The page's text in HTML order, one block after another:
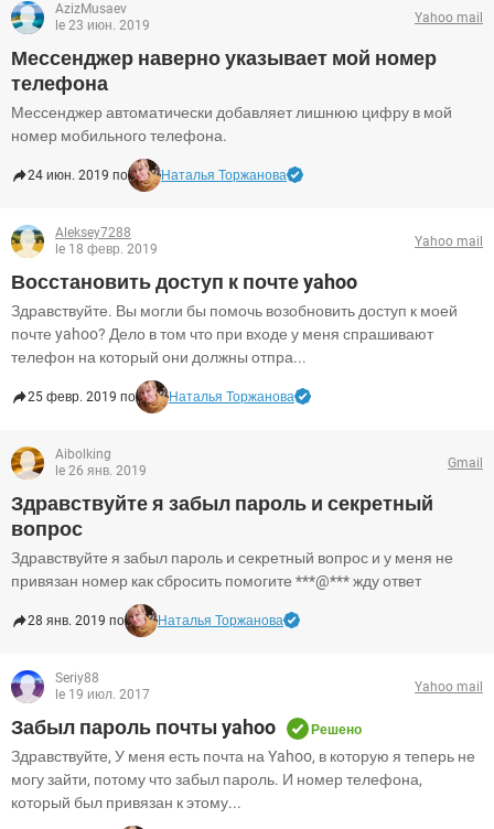
AzizMusaev
le 23 июн. 2019
Yahoo mail
Мессенджер наверно указывает мой номер
телефона
Мессенджер автоматически добавляет лишнюю цифру в мой
номер мобильного телефона.
24 июн. 2019 по Наталья Торжанова
Aleksey7288
le 18 февр. 2019
Yahoo mail
Восстановить доступ к почте yahoo
Здравствуйте. Вы могли бы помочь возобновить доступ к моей
почте yahoo? Дело в том что при входе у меня спрашивают
телефон на который они должны отпра...
25 февр. 2019 по Наталья Торжанова
Aibolking
le 26 янв. 2019
Gmail
Здравствуйте я забыл пароль и секретный
вопрос
Здравствуйте я забыл пароль и секретный вопрос и у меня не
привязан номер как сбросить помогите ***@*** жду ответ
28 янв. 2019 по Наталья Торжанова
Seriy88
le 19 июл. 2017
Yahoo mail
Забыл пароль почты yahoo Решено
Здравствуйте, У меня есть почта на Yahoo, в которую я теперь не
могу зайти, потому что забыл пароль. И номер телефона,
который был привязан к этому...